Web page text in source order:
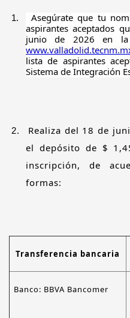
1.
Asegúrate que tu
aspirantes aceptados
junio de 2026 en la
lista de aspirantes
Sistema de Integración
2.
Realiza del 18 de
el depósito de $
inscripción, de
formas:
Transferencia bancaria
Banco: BBVA Bancomer